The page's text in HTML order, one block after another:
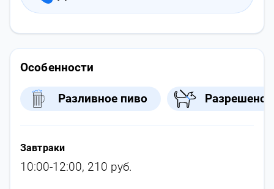
Особенности
Разливное пиво Разрешено
Завтраки
10:00-12:00, 210 руб.